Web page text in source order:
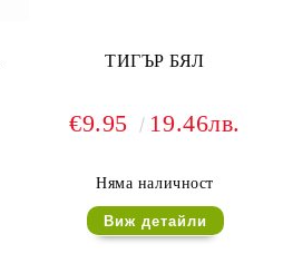
ТИГЪР БЯЛ
€9.95 19.46лв.
Няма наличност
Виж детайли